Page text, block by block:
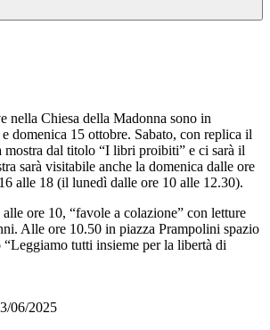
nella Chiesa della Madonna sono in
domenica 15 ottobre. Sabato, con replica il
mostra dal titolo “I libri proibiti” e ci sarà il
sarà visitabile anche la domenica dalle ore
alle 18 (il lunedì dalle ore 10 alle 12.30).
ore 10, “favole a colazione” con letture
Alle ore 10.50 in piazza Prampolini spazio
tutti insieme per la libertà di
06/2025